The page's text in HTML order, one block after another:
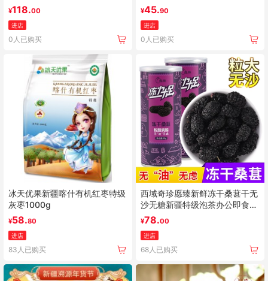
盒
¥118.00
进店
0人已购买
¥45.90
进店
0人已购买
冰天优果新疆喀什有机红枣特级
灰枣1000g
¥58.80
进店
83人已购买
西域奇珍愿臻新鲜冻干桑葚干无
沙无糖新疆特级泡茶办公即食零
食30g/罐
¥78.00
进店
68人已购买